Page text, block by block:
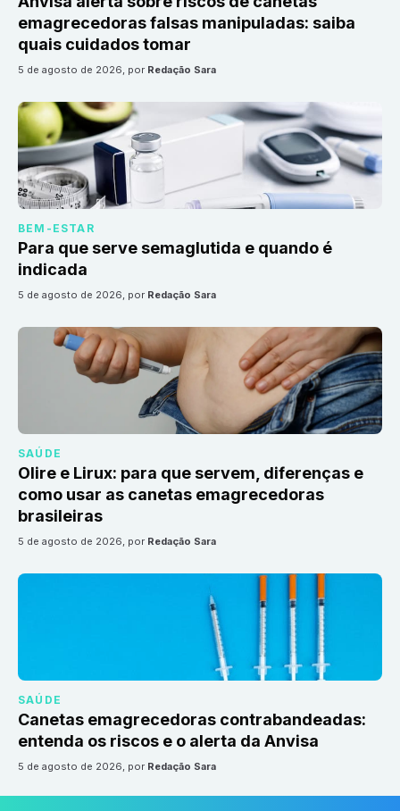
emagrecedoras falsas manipuladas: saiba
quais cuidados tomar
5 de agosto de 2026, por Redação Sara
BEM-ESTAR
Para que serve semaglutida e quando é
indicada
5 de agosto de 2026, por Redação Sara
SAÚDE
Olire e Lirux: para que servem, diferenças e
como usar as canetas emagrecedoras
brasileiras
5 de agosto de 2026, por Redação Sara
SAÚDE
Canetas emagrecedoras contrabandeadas:
entenda os riscos e o alerta da Anvisa
5 de agosto de 2026, por Redação Sara